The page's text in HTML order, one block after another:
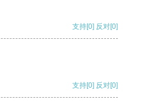
支持[0] 反对[0]
支持[0] 反对[0]